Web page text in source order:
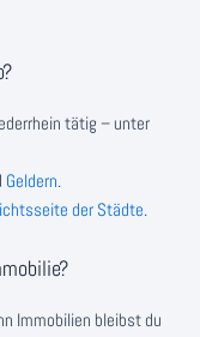
tätig – unter
Geldern
der Städte
Immobilien bleibst du